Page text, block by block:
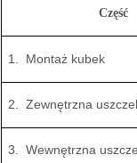
Część
1. Montaż kubek
2. Zewnętrzna
3. Wewnętrzna